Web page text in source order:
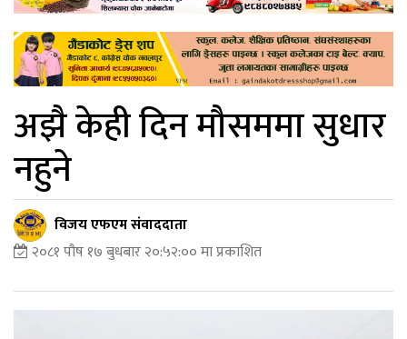
अझै केही दिन मौसममा सुधार
नहुने
विजय एफएम संवाददाता
२०८१ पौष १७ बुधबार २०:५२:०० मा प्रकाशित